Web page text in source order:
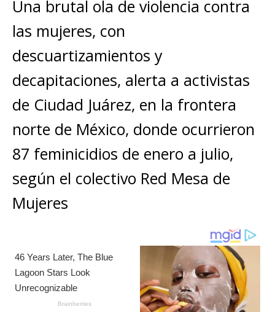
A
p
p
b
o
o
k
n
g
e
r
k
m
p
ar
ti
r
Una brutal ola de violencia contra
las mujeres, con
descuartizamientos y
decapitaciones, alerta a activistas
de Ciudad Juárez, en la frontera
norte de México, donde ocurrieron
87 feminicidios de enero a julio,
según el colectivo Red Mesa de
Mujeres